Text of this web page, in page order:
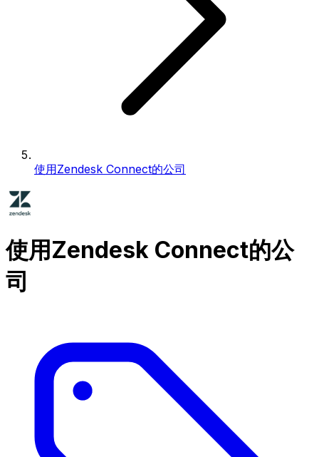
使用Zendesk Connect的公司
使用Zendesk Connect的公
司